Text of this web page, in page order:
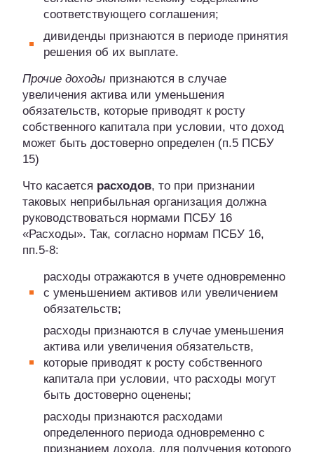
соответствующего соглашения;
дивиденды признаются в периоде принятия
решения об их выплате.
Прочие доходы признаются в случае
увеличения актива или уменьшения
обязательств, которые приводят к росту
собственного капитала при условии, что доход
может быть достоверно определен (п.5 ПСБУ
15)
Что касается расходов, то при признании
таковых неприбыльная организация должна
руководствоваться нормами ПСБУ 16
«Расходы». Так, согласно нормам ПСБУ 16,
пп.5-8:
расходы отражаются в учете одновременно
с уменьшением активов или увеличением
обязательств;
расходы признаются в случае уменьшения
актива или увеличения обязательств,
которые приводят к росту собственного
капитала при условии, что расходы могут
быть достоверно оценены;
расходы признаются расходами
определенного периода одновременно с
признанием дохода, для получения которого